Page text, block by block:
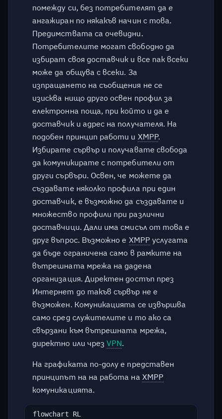
Криптирана ли е
гласовата комуникация?
Криптирана ли е видео
комуникацията?
Мога ли да комуникирам с
контакти извън
Chatrix.One?
Как да възстановя
забравена парола?
Как да променя паролата?
Поддържа ли се
двуфакторно
удостоверяване?
Мога ли да изтрия
профил?
Има ли правила, които
трябва да спазвам?
Длъжен ли съм да пиша
само на кирилица?
На колко устройства мога
Какво означава "Сляпо
доверяване" или "Blind
помежду си, без потребителят да е
ангажиран по някакъв начин с това.
Предимствата са очевидни.
Потребителите могат свободно да
избират своя доставчик и все пак всеки
може да общува с всеки. За
изпращането на съобщения не се
изисква нищо друго освен профил за
електронна поща, при който и да е
доставчик и адрес на получателя. На
подобен принцип работи и XMPP.
Избирате сървър и получавате свобода
да комуникирате с потребители от
други сървъри. Освен, че можете да
създавате няколко профила при един
доставчик, е възможно да създавате и
множество профили при различни
доставчици. Дали има смисъл от това е
друг въпрос. Възможно е XMPP услугата
да бъде ограничена само в рамките на
вътрешната мрежа на дадена
организация. Директен достъп през
Интернет до такъв сървър не е
възможен. Комуникацията се извършва
само сред служителите и то ако са
свързани към вътрешната мрежа,
директно или чрезVPN.
На графиката по-долу е представен
принципът на на работа на XMPP
комуникацията.
flowchart RL